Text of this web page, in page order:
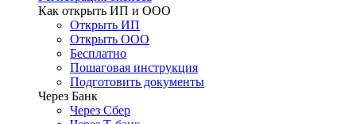
Как открыть ИП и ООО
Открыть ИП
Открыть ООО
Бесплатно
Пошаговая инструкция
Подготовить документы
Через Банк
Через Сбер